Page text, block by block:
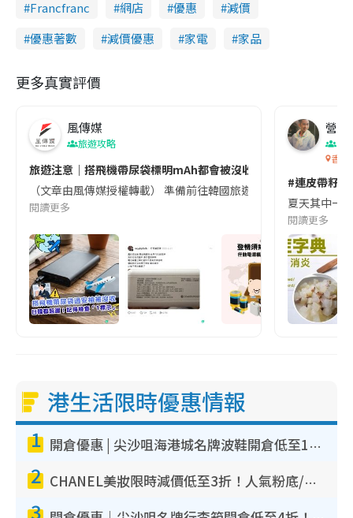
Francfranc 網店 優惠
減價
優惠著數
減價優惠 家電 家品
更多真實評價
風傳媒
旅遊攻略
旅遊注意｜搭飛機帶尿袋標明mAh都會被沒收😱出發前切記檢查
（文章由風傳媒授權轉載） 準備前往韓國旅遊的民眾，近期要
閱讀更多
營養
香港
#連皮帶籽
夏天其中一
閱讀更多
港生活限時優惠情報
1 開倉優惠 | 尖沙咀海港城名牌波鞋開倉低至1折！On鞋$899起／Joy&Peace鞋履$98起
2 CHANEL美妝限時減價低至3折！人氣粉底/唇膏/精華液低至$275！COCO香水都有平
3